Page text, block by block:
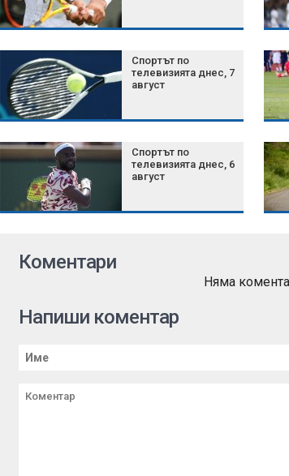
Спортът по
телевизията днес, 7
август
Спортът по
телевизията днес, 6
август
Коментари
Няма
Напиши коментар